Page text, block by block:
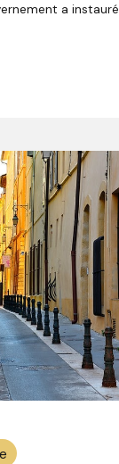
a instauré